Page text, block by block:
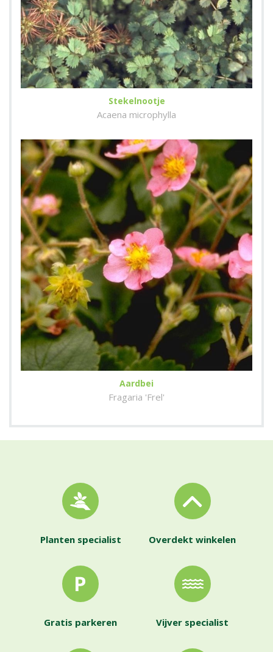
Stekelnootje
Acaena microphylla
Aardbei
Fragaria 'Frel'
Planten specialist Overdekt winkelen
Gratis parkeren Vijver specialist